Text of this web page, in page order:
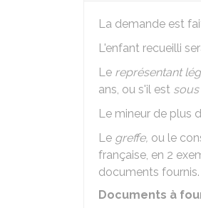
La demande est
L'enfant recueilli
Le représentant
ans, ou s'il est
Le mineur de plus
Le greffe, ou le
française, en 2
documents fournis.
Documents à